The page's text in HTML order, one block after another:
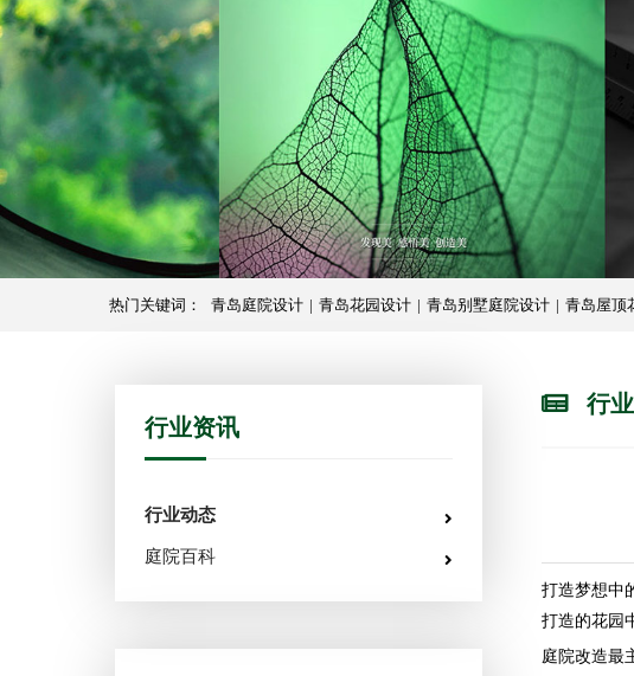
热门关键词： 青岛庭院设计 | 青岛花园设计 | 青岛别墅庭院设计 | 青岛屋顶
行
打造梦想中
打造的花园
庭院改造最
行业资讯
行业动态
庭院百科